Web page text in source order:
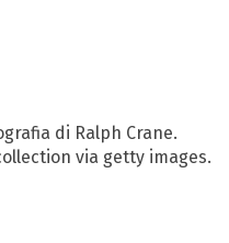
di Ralph Crane.
via getty images.